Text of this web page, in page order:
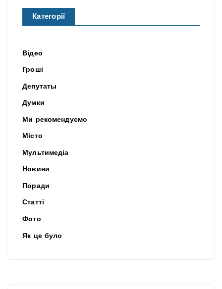
Категорії
Відео
Гроші
Депутаты
Думки
Ми рекомендуємо
Місто
Мультимедіа
Новини
Поради
Статті
Фото
Як це було